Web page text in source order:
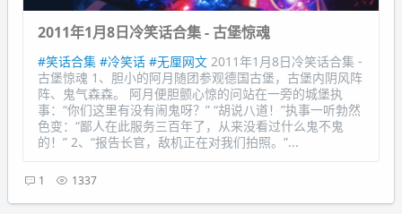
2011年1月8日冷笑话合集 - 古堡惊魂
#笑话合集 #冷笑话 #无厘网文 2011年1月8日冷笑话合集 -
古堡惊魂 1、胆小的阿月随团参观德国古堡，古堡内阴风阵
阵、鬼气森森。 阿月便胆颤心惊的问站在一旁的城堡执
事：“你们这里有没有闹鬼呀？” “胡说八道！”执事一听勃然
色变：“鄙人在此服务三百年了，从来没看过什么鬼不鬼
的！” 2、“报告长官，敌机正在对我们拍照。”...
1 1337